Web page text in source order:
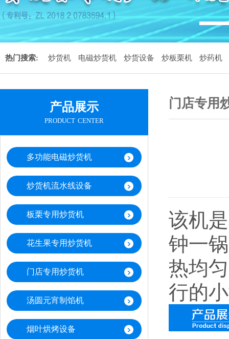
热门搜索: 炒货机 电磁炒货机 炒货设备 炒板栗机 炒药机
产品展示
product center
多功能电磁炒货机
炒货机流水线设备
板栗专用炒货机
花生果专用炒货机
门店专用炒货机
汤圆元宵制馅机
烟叶烘烤设备
门店专用
该机
钟一
热均
行的